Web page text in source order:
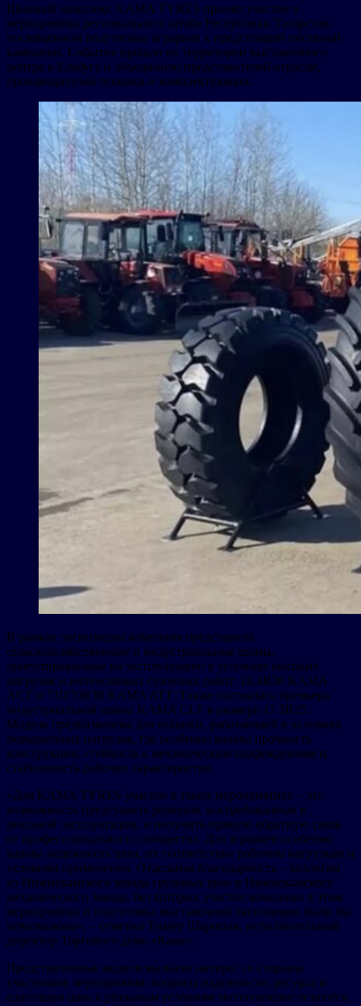
Шинный комплекс KAMA TYRES принял участие в
мероприятии регионального штаба Республики Татарстан,
посвященном подготовке аграриев к предстоящей посевной
кампании. Событие прошло на территории выставочного
центра в Елабуге и объединило представителей отрасли,
производителей техники и комплектующих.
В рамках экспозиции компания представила
сельскохозяйственные и индустриальные шины,
ориентированные на эксплуатацию в условиях высоких
нагрузок и интенсивных сезонных работ: 18.4R38 KAMA
ACT и 710/70R38 KAMA ATT. Также состоялась премьера
индустриальной шины KAMA CLT в размере 17.5R25.
Модель предназначена для техники, работающей в условиях
повышенных нагрузок, где особенно важны прочность
конструкции, стойкость к механическим повреждениям и
стабильность рабочих характеристик.
«Для KAMA TYRES участие в таких мероприятиях – это
возможность представить решения, востребованные в
реальной эксплуатации, и получить прямую обратную связь
от профессионального сообщества. Для аграриев особенно
важны надежность шин, их соответствие рабочим нагрузкам и
условиям применения. Отдельная благодарность – коллегам
из Нижнекамского завода грузовых шин и Нижнекамского
механического завода, без которых участие компании в этом
мероприятии и подготовка выставочной экспозиции были бы
невозможны», – отметил Тимур Шарипов, исполнительный
директор Торгового дома «Кама».
Представленные модели вызвали интерес со стороны
участников мероприятия: вопросы надежности, ресурса и
адаптации шин к реальным условиям эксплуатации остаются